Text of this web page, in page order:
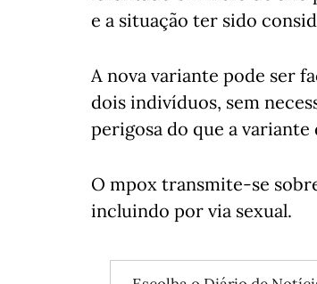
e a situação ter sido
A nova variante pode ser
dois indivíduos, sem
perigosa do que a variante
O mpox transmite-se
incluindo por via sexual.